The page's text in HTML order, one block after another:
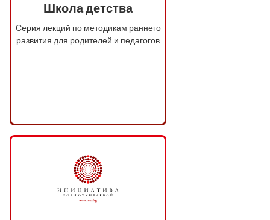
Школа детства
Серия лекций по методикам раннего
развития для родителей и педагогов